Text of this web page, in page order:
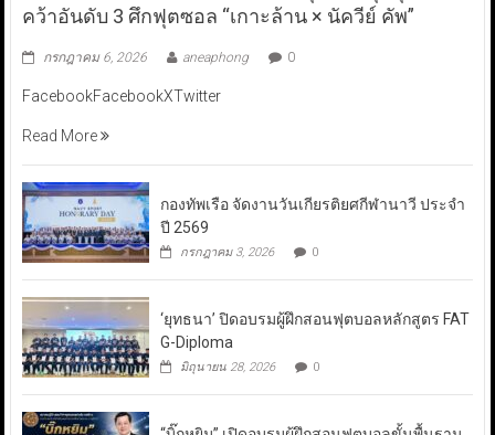
คว้าอันดับ 3 ศึกฟุตซอล “เกาะล้าน × นัควีย์ คัพ”
กรกฎาคม 6, 2026 aneaphong 0
FacebookFacebookXTwitter
Read More
กองทัพเรือ จัดงานวันเกียรติยศกีฬานาวี ประจำ
ปี 2569
กรกฎาคม 3, 2026 0
‘ยุทธนา’ ปิดอบรมผู้ฝึกสอนฟุตบอลหลักสูตร FAT
G-Diploma
มิถุนายน 28, 2026 0